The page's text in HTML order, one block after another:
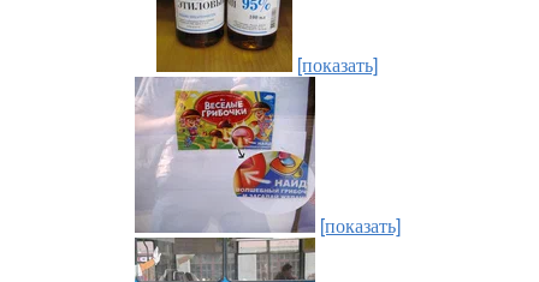
[показать]
[показать]